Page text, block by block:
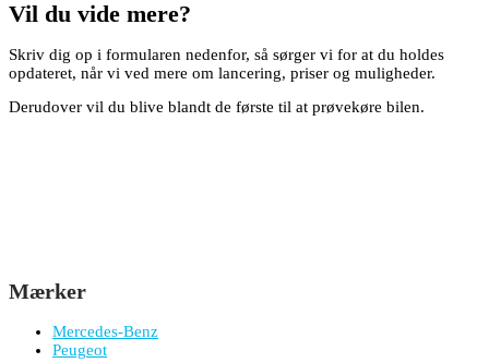
Vil du vide mere?
Skriv dig op i formularen nedenfor, så sørger vi for at du holdes
opdateret, når vi ved mere om lancering, priser og muligheder.
Derudover vil du blive blandt de første til at prøvekøre bilen.
Mærker
Mercedes-Benz
Peugeot